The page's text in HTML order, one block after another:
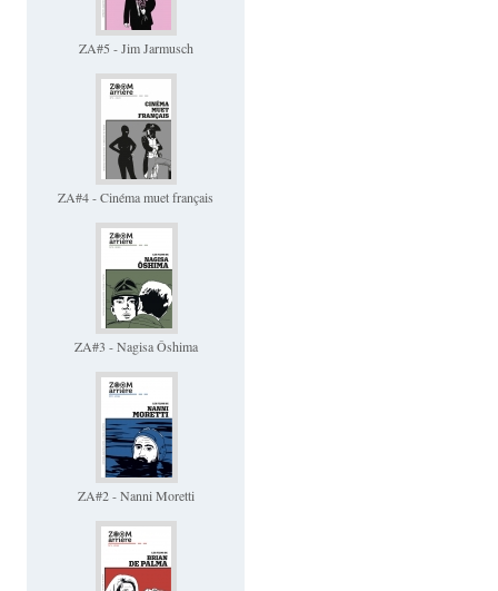
ZA#5 - Jim Jarmusch
ZA#4 - Cinéma muet français
ZA#3 - Nagisa Ôshima
ZA#2 - Nanni Moretti